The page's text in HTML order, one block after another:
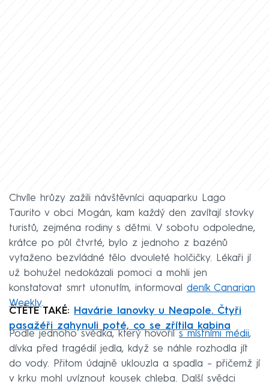
Chvíle hrůzy zažili návštěvníci aquaparku Lago
Taurito v obci Mogán, kam každý den zavítají stovky
turistů, zejména rodiny s dětmi. V sobotu odpoledne,
krátce po půl čtvrté, bylo z jednoho z bazénů
vytaženo bezvládné tělo dvouleté holčičky. Lékaři jí
už bohužel nedokázali pomoci a mohli jen
konstatovat smrt utonutím, informoval deník Canarian
Weekly.
ČTĚTE TAKÉ:
Havárie lanovky u Neapole. Čtyři
pasažéři zahynuli poté, co se zřítila kabina
Podle jednoho svědka, který hovořil s místními médii,
dívka před tragédií jedla, když se náhle rozhodla jít
do vody. Přitom údajně uklouzla a spadla – přičemž jí
v krku mohl uvíznout kousek chleba. Další svědci